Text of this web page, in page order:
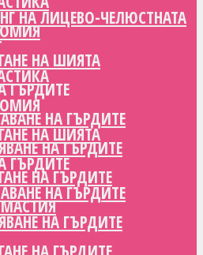
НА ШИЯТА
ГЪРДИТЕ
НА ГЪРДИТЕ
НА ГЪРДИТЕ
НА ГЪРДИТЕ
НА ЛИЦЕВО-ЧЕЛЮСТНАТА
НА ШИЯТА
ГЪРДИТЕ
НА ГЪРДИТЕ
НА ГЪРДИТЕ